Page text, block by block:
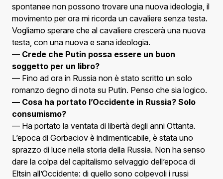
spontanee non possono trovare una nuova ideologia, il
movimento per ora mi ricorda un cavaliere senza testa.
Vogliamo sperare che al cavaliere crescerà una nuova
testa, con una nuova e sana ideologia.
— Crede che Putin possa essere un buon
soggetto per un libro?
— Fino ad ora in Russia non è stato scritto un solo
romanzo degno di nota su Putin. Penso che sia logico.
— Cosa ha portato l’Occidente in Russia? Solo
consumismo?
— Ha portato la ventata di libertà degli anni Ottanta.
L’epoca di Gorbaciov è indimenticabile, è stata uno
sprazzo di luce nella storia della Russia. Non ha senso
dare la colpa del capitalismo selvaggio dell’epoca di
Eltsin all’Occidente: di quello sono colpevoli i russi